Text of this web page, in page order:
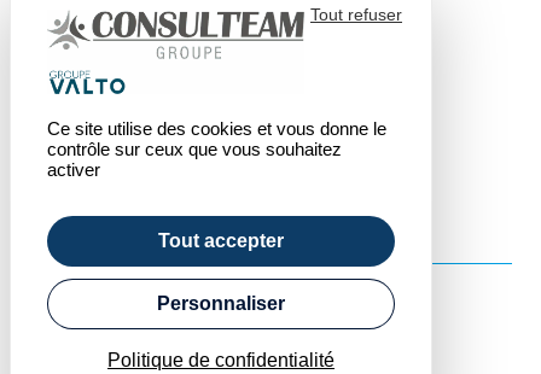
© 2026 - Consulteam
Ce site utilise des cookies et vous donne le
contrôle sur ceux que vous souhaitez
activer
Tout accepter
Tout refuser
Personnaliser
Politique de confidentialité